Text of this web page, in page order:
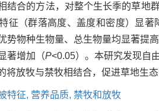
结合的方法，对整个生长季的草地
征（群落高度、盖度和密度）显著
势物种生物量、总生物量均显著提
著增加（P<0.05）。本研究发现自
将放牧与禁牧相结合，促进草地生
特征, 营养品质, 禁牧和放牧